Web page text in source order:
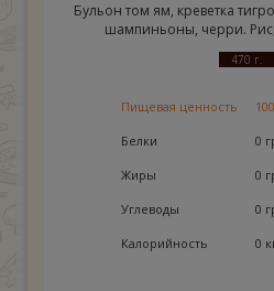
Бульон том ям, креветка
шампиньоны, черри.
470 г.
Пищевая ценность
Белки 0
Жиры 0
Углеводы 0
Калорийность 0